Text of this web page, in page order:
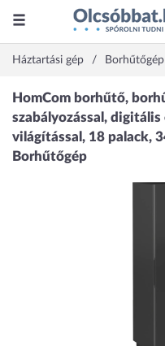
Háztartási gép Borhűtőgép